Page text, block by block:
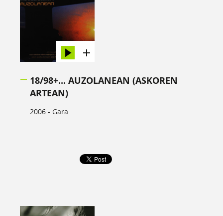
18/98+... AUZOLANEAN (ASKOREN
ARTEAN)
2006 - Gara